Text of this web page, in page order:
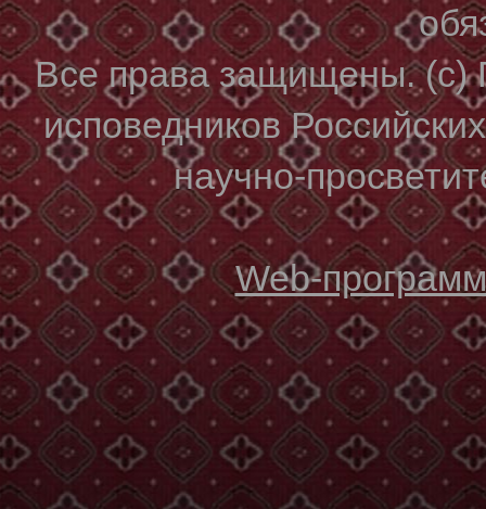
Все права защищены. (с)
исповедников
научно-
Web-